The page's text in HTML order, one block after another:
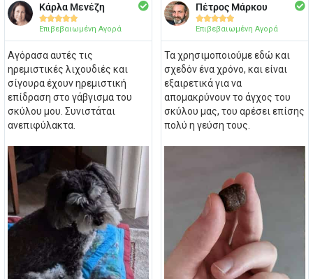
Κάρλα Μενέζη

Επιβεβαιωμένη Αγορά
Αγόρασα αυτές τις
ηρεμιστικές λιχουδιές και
σίγουρα έχουν ηρεμιστική
επίδραση στο γάβγισμα του
σκύλου μου. Συνιστάται
ανεπιφύλακτα.
Πέτρος Μάρκου

Επιβεβαιωμένη Αγορά
Τα χρησιμοποιούμε εδώ και
σχεδόν ένα χρόνο, και είναι
εξαιρετικά για να
απομακρύνουν το άγχος του
σκύλου μας, του αρέσει επίσης
πολύ η γεύση τους.